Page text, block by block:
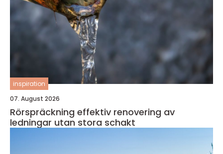
inspiration
07. August 2026
Rörspräckning effektiv renovering av
ledningar utan stora schakt